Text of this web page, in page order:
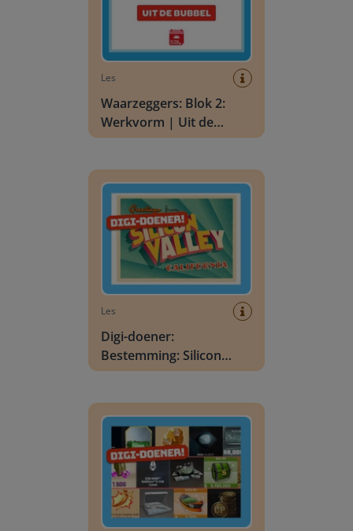
Les
Waarzeggers: Blok 2:
Werkvorm | Uit de
bubbel
Les
Digi-doener:
Bestemming: Silicon
Valley